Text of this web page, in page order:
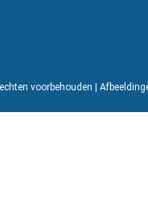
voorbehouden |